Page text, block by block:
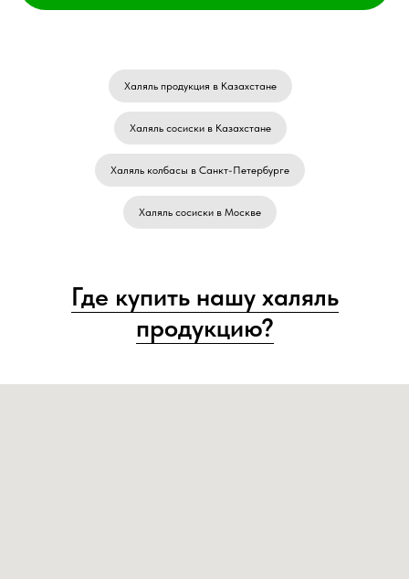
Халяль продукция в Казахстане
Халяль сосиски в Казахстане
Халяль колбасы в Санкт-Петербурге
Халяль сосиски в Москве
Где купить нашу халяль
продукцию?